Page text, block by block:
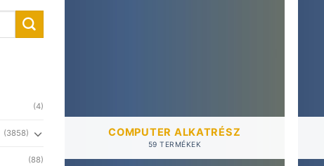
(4)
(3858)
(88)
COMPUTER ALKATRÉSZ
59 TERMÉKEK